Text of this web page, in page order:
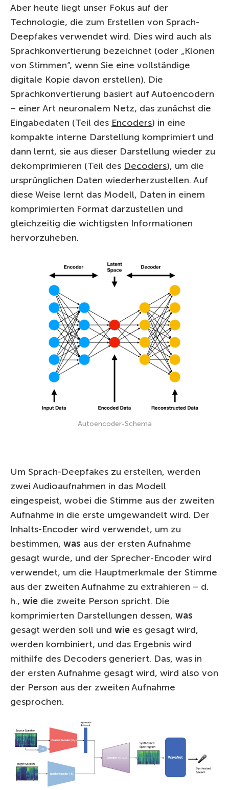
Aber heute liegt unser Fokus auf der
Technologie, die zum Erstellen von Sprach-
Deepfakes verwendet wird. Dies wird auch als
Sprachkonvertierung bezeichnet (oder „Klonen
von Stimmen“, wenn Sie eine vollständige
digitale Kopie davon erstellen). Die
Sprachkonvertierung basiert auf Autoencodern
– einer Art neuronalem Netz, das zunächst die
Eingabedaten (Teil des Encoders) in eine
kompakte interne Darstellung komprimiert und
dann lernt, sie aus dieser Darstellung wieder zu
dekomprimieren (Teil des Decoders), um die
ursprünglichen Daten wiederherzustellen. Auf
diese Weise lernt das Modell, Daten in einem
komprimierten Format darzustellen und
gleichzeitig die wichtigsten Informationen
hervorzuheben.
Autoencoder-Schema
Um Sprach-Deepfakes zu erstellen, werden
zwei Audioaufnahmen in das Modell
eingespeist, wobei die Stimme aus der zweiten
Aufnahme in die erste umgewandelt wird. Der
Inhalts-Encoder wird verwendet, um zu
bestimmen, was aus der ersten Aufnahme
gesagt wurde, und der Sprecher-Encoder wird
verwendet, um die Hauptmerkmale der Stimme
aus der zweiten Aufnahme zu extrahieren – d.
h., wie die zweite Person spricht. Die
komprimierten Darstellungen dessen, was
gesagt werden soll und wie es gesagt wird,
werden kombiniert, und das Ergebnis wird
mithilfe des Decoders generiert. Das, was in
der ersten Aufnahme gesagt wird, wird also von
der Person aus der zweiten Aufnahme
gesprochen.